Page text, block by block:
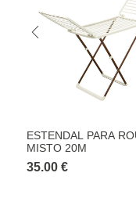
ESTENDAL PARA
MISTO 20M
35.00 €